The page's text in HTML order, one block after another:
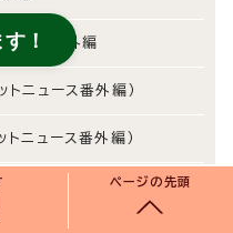
ュース番外編
トニュース番外編）
トニュース番外編）
トニュース番外編）ページの先頭
！